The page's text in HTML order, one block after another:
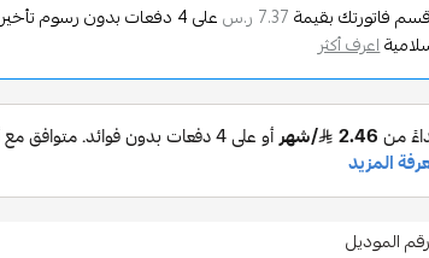
فاتورتك بقيمة 7.37 ر.س على4 دفعات بدون رسوم
اعرف أكثر
الموديل